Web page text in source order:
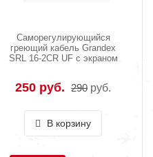
Саморегулирующийся
греющий кабель Grandex
SRL 16-2CR UF с экраном
250 руб. 290 руб.
В корзину